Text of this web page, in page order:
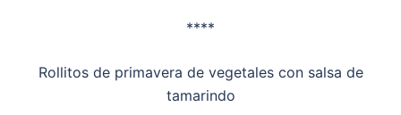
****
Rollitos de primavera de vegetales con salsa de
tamarindo